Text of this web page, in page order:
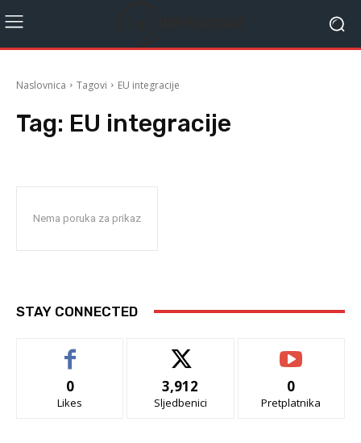
Naslovnica Tagovi EU integracije
Tag: EU integracije
Nema poruka za prikaz
STAY CONNECTED
0
Likes
3,912
Sljedbenici
0
Pretplatnika